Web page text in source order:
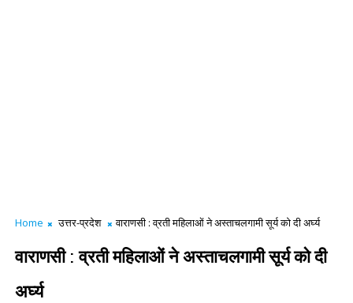
Home उत्तर-प्रदेश वाराणसी : व्रती महिलाओं ने अस्ताचलगामी सूर्य को दी अर्घ्य
वाराणसी : व्रती महिलाओं ने अस्ताचलगामी सूर्य को दी
अर्घ्य